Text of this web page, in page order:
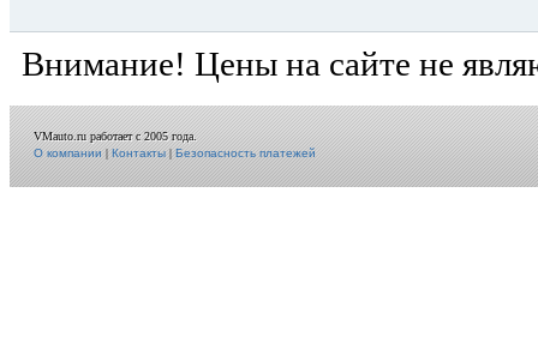
Внимание! Цены на сайте не
VMauto.ru работает с 2005 года.
О компании|Контакты|Безопасность платежей